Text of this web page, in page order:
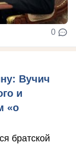
0
Вучич
и
«о
братской